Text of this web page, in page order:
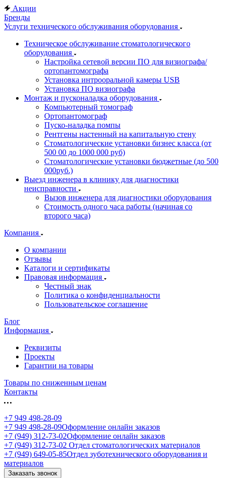
Акции
Бренды
Услуги технического обслуживания оборудования
Техническое обслуживание стоматологического
оборудования
Настройка сетевой версии ПО для визиографа/
ортопантомографа
Установка интрооральной камеры USB
Установка ПО визиографа
Монтаж и пусконаладка оборудования
Компьютерный томограф
Ортопантомограф
Пуско-наладка помпы
Рентгены настенный на капитальную стену
Стоматологические установки бизнес класса (от
500 00 до 1000 000 руб)
Стоматологические установки бюджетные (до 500
000руб.)
Выезд инженера в клинику для диагностики
неисправности
Вызов инженера для диагностики оборудования
Стоимость одного часа работы (начиная со
второго часа)
Компания
О компании
Отзывы
Каталоги и сертификаты
Правовая информация
Честный знак
Политика о конфиденциальности
Пользовательское соглашение
Блог
Информация
Реквизиты
Проекты
Гарантии на товары
Товары по сниженным ценам
Контакты
+7 949 498-28-09
+7 949 498-28-09Оформление онлайн заказов
+7 (949) 312-73-02Оформление онлайн заказов
+7 (949) 312-73-02 Отдел стоматологических материалов
+7 (949) 649-05-85Отдел зуботехнического оборудования и
материалов
Заказать звонок